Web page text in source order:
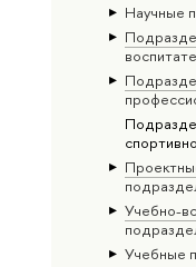
Научные
Учебно-
Учебные